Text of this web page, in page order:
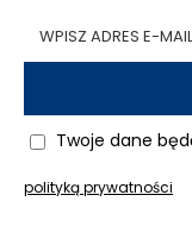
Twoje dane
polityką prywatności